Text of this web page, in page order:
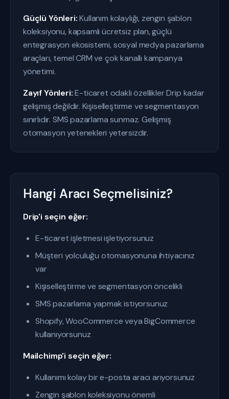
Güçlü Yönleri:Kullanım kolaylığı, zengin şablon
koleksiyonu, kapsamlı ücretsiz plan, güçlü
entegrasyon ekosistemi, sosyal medya pazarlama
araçları, temel CRM ve çok kanallı kampanya
yönetimi.
Zayıf Yönleri:E-ticaret odaklı özellikler Drip kadar
gelişmiş değildir. Kişiselleştirme ve segmentasyon
sınırlıdır. SMS pazarlama sunmaz. Gelişmiş
otomasyon yetenekleri yetersizdir.
Hangi Aracı Seçmelisiniz?
Drip'i seçin eğer:
E-ticaret işletmesi işletiyorsunuz
Müşteri yolculuğu otomasyonuna ihtiyacınız
var
Kişiselleştirme ve segmentasyon öncelikli
SMS pazarlama yapmak istiyorsunuz
Shopify, WooCommerce veya BigCommerce
kullanıyorsunuz
Mailchimp'i seçin eğer:
Kullanımı kolay bir e-posta aracı arıyorsunuz
Zengin şablon koleksiyonu önemli